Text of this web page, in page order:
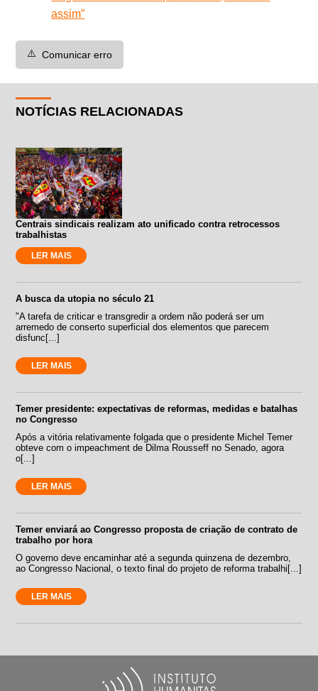
assim”
⚠️ Comunicar erro
NOTÍCIAS RELACIONADAS
Centrais sindicais realizam ato unificado contra retrocessos
trabalhistas
LER MAIS
A busca da utopia no século 21
"A tarefa de criticar e transgredir a ordem não poderá ser um
arremedo de conserto superficial dos elementos que parecem
disfunc[...]
LER MAIS
Temer presidente: expectativas de reformas, medidas e batalhas
no Congresso
Após a vitória relativamente folgada que o presidente Michel Temer
obteve com o impeachment de Dilma Rousseff no Senado, agora
o[...]
LER MAIS
Temer enviará ao Congresso proposta de criação de contrato de
trabalho por hora
O governo deve encaminhar até a segunda quinzena de dezembro,
ao Congresso Nacional, o texto final do projeto de reforma trabalhi[...]
LER MAIS